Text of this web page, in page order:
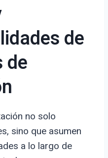
de
de
no solo
sino que asumen
a lo largo de